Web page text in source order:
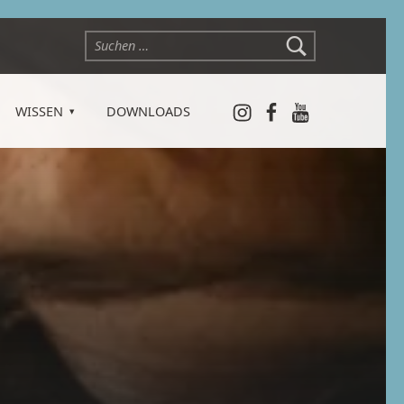
WISSEN DOWNLOADS
Instagram
Facebook
YouTube